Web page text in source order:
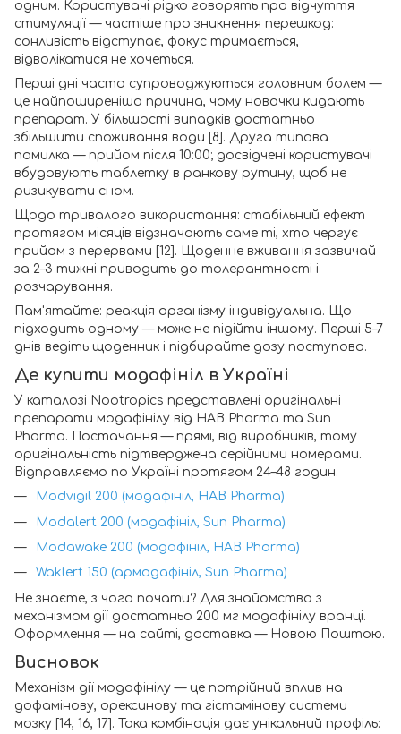
одним. Користувачі рідко говорять про відчуття
стимуляції — частіше про зникнення перешкод:
сонливість відступає, фокус тримається,
відволікатися не хочеться.
Перші дні часто супроводжуються головним болем —
це найпоширеніша причина, чому новачки кидають
препарат. У більшості випадків достатньо
збільшити споживання води [8]. Друга типова
помилка — прийом після 10:00; досвідчені користувачі
вбудовують таблетку в ранкову рутину, щоб не
ризикувати сном.
Щодо тривалого використання: стабільний ефект
протягом місяців відзначають саме ті, хто чергує
прийом з перервами [12]. Щоденне вживання зазвичай
за 2–3 тижні приводить до толерантності і
розчарування.
Пам'ятайте: реакція організму індивідуальна. Що
підходить одному — може не підійти іншому. Перші 5–7
днів ведіть щоденник і підбирайте дозу поступово.
Де купити модафініл в Україні
У каталозі Nootropics представлені оригінальні
препарати модафінілу від HAB Pharma та Sun
Pharma. Постачання — прямі, від виробників, тому
оригінальність підтверджена серійними номерами.
Відправляємо по Україні протягом 24–48 годин.
Modvigil 200 (модафініл, HAB Pharma)
Modalert 200 (модафініл, Sun Pharma)
Modawake 200 (модафініл, HAB Pharma)
Waklert 150 (армодафініл, Sun Pharma)
Не знаєте, з чого почати? Для знайомства з
механізмом дії достатньо 200 мг модафінілу вранці.
Оформлення — на сайті, доставка — Новою Поштою.
Висновок
Механізм дії модафінілу — це потрійний вплив на
дофамінову, орексинову та гістамінову системи
мозку [14, 16, 17]. Така комбінація дає унікальний профіль: